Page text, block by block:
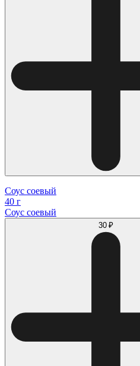
Соус соевый
40 г
Соус соевый
30 ₽